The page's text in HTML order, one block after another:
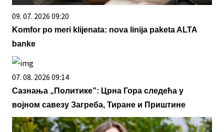
09. 07. 2026 09:20
Komfor po meri klijenata: nova linija paketa ALTA
banke
07. 08. 2026 09:14
Сазнања „Политике”: Црна Гора следећа у
војном савезу Загреба, Тиране и Приштине